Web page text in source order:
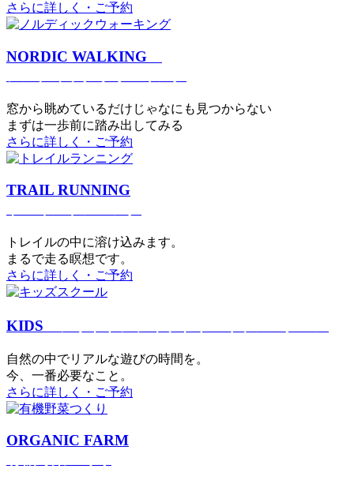
さらに詳しく・ご予約
NORDIC WALKING
窓から眺めているだけじゃなにも見つからない
まずは一歩前に踏み出してみる
さらに詳しく・ご予約
TRAIL RUNNING
トレイルの中に溶け込みます。
まるで⾛る瞑想です。
さらに詳しく・ご予約
KIDS
⾃然の中でリアルな遊びの時間を。
今、⼀番必要なこと。
さらに詳しく・ご予約
ORGANIC FARM